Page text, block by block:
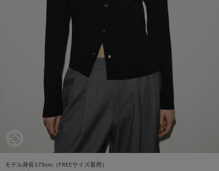
モデル身長173cm（FREEサイズ着用）